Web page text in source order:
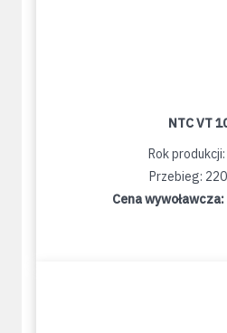
NTC VT
Rok
Przebieg:
Cena wywoławcza: